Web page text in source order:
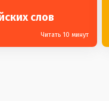
слов
Читать 10 минут